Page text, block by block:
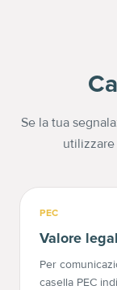
Se la tua
PEC
Valore
Per
casella PEC